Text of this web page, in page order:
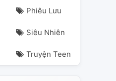
seonghyeon
Phiêu Lưu
Siêu Nhiên
Truyện Teen